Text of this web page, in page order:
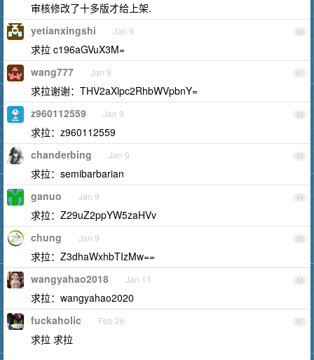
审核修改了十多版才给上架.
60
yetianxingshi Jan 9
求拉 c196aGVuX3M=
61
wang777 Jan 9
求拉谢谢：THV2aXlpc2RhbWVpbnY=
62
z960112559 Jan 9
求拉：z960112559
63
chanderbing Jan 9
求拉：semibarbarian
64
ganuo Jan 9
求拉：Z29uZ2ppYW5zaHVv
65
chung Jan 9
求拉：Z3dhaWxhbTIzMw==
66
wangyahao2018 Jan 11
求拉：wangyahao2020
67
fuckaholic Feb 26
求拉 求拉